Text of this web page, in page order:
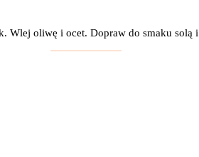
Wlej oliwę i ocet. Dopraw do smaku solą